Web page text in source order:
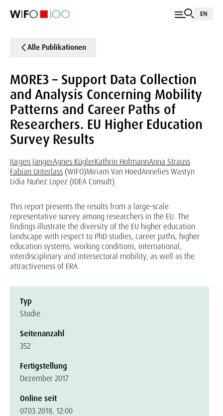
EN
Alle Publikationen
MORE3 – Support Data Collection
and Analysis Concerning Mobility
Patterns and Career Paths of
Researchers. EU Higher Education
Survey Results
Jürgen JangerAgnes KüglerKathrin HofmannAnna Strauss
Fabian Unterlass (WIFO)Miriam Van HoedAnnelies Wastyn
Lidia Nuñez Lopez (IDEA Consult)
This report presents the results from a large-scale
representative survey among researchers in the EU. The
findings illustrate the diversity of the EU higher education
landscape with respect to PhD studies, career paths, higher
education systems, working conditions, international,
interdisciplinary and intersectoral mobility, as well as the
attractiveness of ERA.
Typ
Studie
Seitenanzahl
352
Fertigstellung
Dezember 2017
Online seit
07.03.2018, 12:00